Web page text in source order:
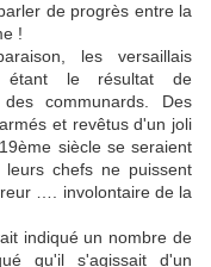
de progrès entre la
!
les versaillais
étant le résultat de
communards. Des
et revêtus d'un joli
siècle se seraient
chefs ne puissent
…. involontaire de la
indiqué un nombre de
qu'il s'agissait d'un